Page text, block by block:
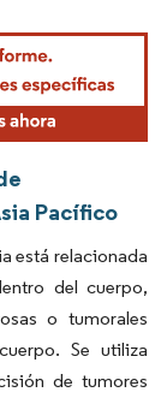
Pacífico
está relacionada
del cuerpo,
o tumorales
Se utiliza
de tumores